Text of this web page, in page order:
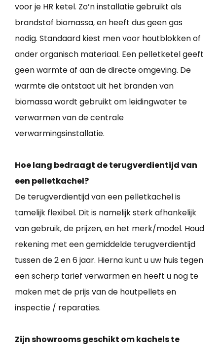
voor je HR ketel. Zo’n installatie gebruikt als
brandstof biomassa, en heeft dus geen gas
nodig. Standaard kiest men voor houtblokken of
ander organisch materiaal. Een pelletketel geeft
geen warmte af aan de directe omgeving. De
warmte die ontstaat uit het branden van
biomassa wordt gebruikt om leidingwater te
verwarmen van de centrale
verwarmingsinstallatie.
Hoe lang bedraagt de terugverdientijd van
een pelletkachel?
De terugverdientijd van een pelletkachel is
tamelijk flexibel. Dit is namelijk sterk afhankelijk
van gebruik, de prijzen, en het merk/model. Houd
rekening met een gemiddelde terugverdientijd
tussen de 2 en 6 jaar. Hierna kunt u uw huis tegen
een scherp tarief verwarmen en heeft u nog te
maken met de prijs van de houtpellets en
inspectie / reparaties.
Zijn showrooms geschikt om kachels te